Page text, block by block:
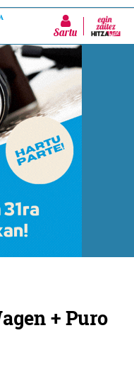
Sartu
+ Puro